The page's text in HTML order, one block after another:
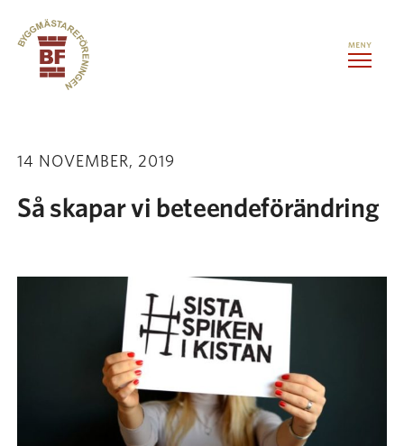
Medlemstjänster
Kontakt
14 NOVEMBER, 2019
Så skapar vi beteendeförändring